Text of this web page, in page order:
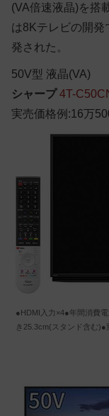
(VA倍速液晶)を搭
は8Kテレビの開発
発された。
50V型 液晶(VA)
シャープ 4T-
実売価格例:16万
●HDMI入力×4●年間消費
き25.3cm(スタンド含む